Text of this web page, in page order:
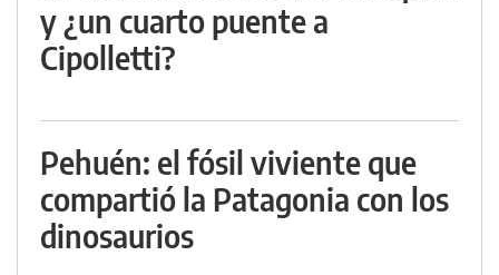
y ¿un cuarto puente a
Cipolletti?
Pehuén: el fósil viviente que
compartió la Patagonia con los
dinosaurios